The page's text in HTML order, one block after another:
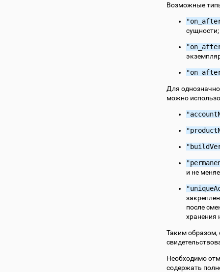
Возможные
сущности;
Для
можно
и не
после
хранения
Таким образом,
Необходимо
содержать